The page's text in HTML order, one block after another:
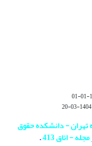
1404-03-20
تهران - دانشکده حقوق
.